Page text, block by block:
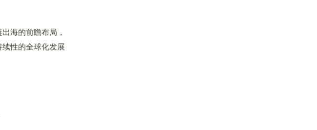
海的前瞻布局，
性的全球化发展